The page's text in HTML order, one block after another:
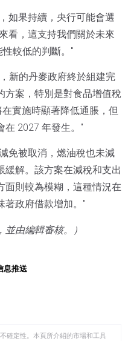
如果持續，央行可能會選
看，這支持我們關於未來
較低的判斷。"
新的丹麥政府終於組建完
方案，特別是對食品增值稅
在實施時顯著降低通脹，但
在 2027 年發生。"
免被取消，燃油稅也未減
緩解。該方案在減稅和支出
面則較為模糊，這種情況在
著政府借款增加。"
並由編輯審核。）
息推送
確定性。本頁所介紹的市場和工具